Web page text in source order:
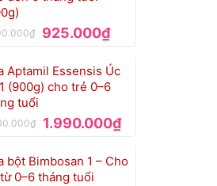
₫
Giá
là:
1.000.000₫.
925.000₫Giá
tại
là:
Aptamil Essensis Úc
(900g) cho trẻ 0–6
tuổi
₫
Giá
là:
2.200.000₫.
1.990.000₫Giá
là:
bột Bimbosan 1 – Cho
0–6 tháng tuổi